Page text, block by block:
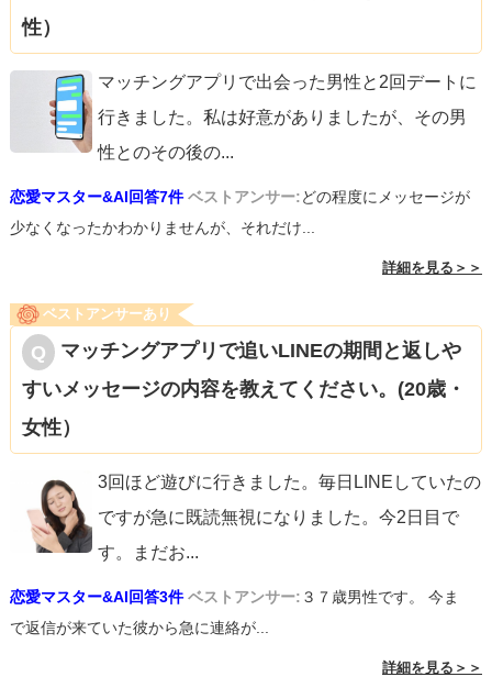
性）
マッチングアプリで出会った男性と2回デートに
行きました。私は好意がありましたが、その男
性とのその後の...
恋愛マスター&AI回答7件 ベストアンサー:どの程度にメッセージが
少なくなったかわかりませんが、それだけ...
詳細を見る＞＞
ベストアンサーあり
マッチングアプリで追いLINEの期間と返しや
すいメッセージの内容を教えてください。(20歳・
女性）
3回ほど遊びに行きました。毎日LINEしていたの
ですが急に既読無視になりました。今2日目で
す。まだお...
恋愛マスター&AI回答3件 ベストアンサー: ３７歳男性です。 今ま
で返信が来ていた彼から急に連絡が...
詳細を見る＞＞